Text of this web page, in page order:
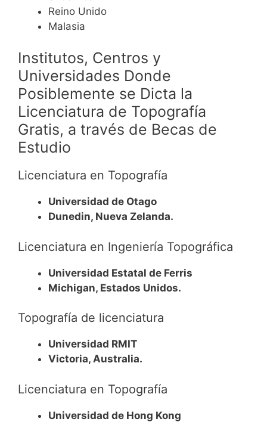
Reino Unido
Malasia
Institutos, Centros y
Universidades Donde
Posiblemente se Dicta la
Licenciatura de Topografía
Gratis, a través de Becas de
Estudio
Licenciatura en Topografía
Universidad de Otago
Dunedin, Nueva Zelanda.
Licenciatura en Ingeniería Topográfica
Universidad Estatal de Ferris
Michigan, Estados Unidos.
Topografía de licenciatura
Universidad RMIT
Victoria, Australia.
Licenciatura en Topografía
Universidad de Hong Kong